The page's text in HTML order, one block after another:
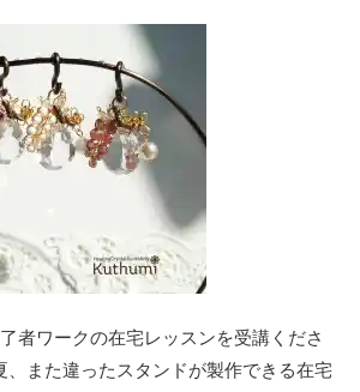
者ワークの在宅レッスンを受講くださ
、また違ったスタンドが製作できる在宅